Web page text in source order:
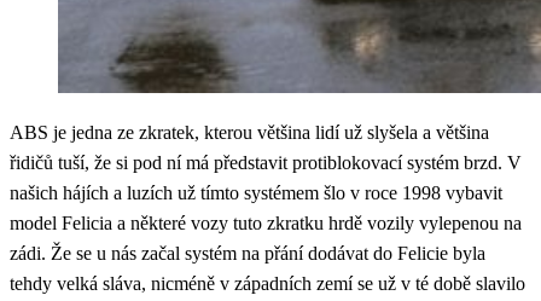
ABS je jedna ze zkratek, kterou většina lidí už slyšela a většina
řidičů tuší, že si pod ní má představit protiblokovací systém brzd. V
našich hájích a luzích už tímto systémem šlo v roce 1998 vybavit
model Felicia a některé vozy tuto zkratku hrdě vozily vylepenou na
zádi. Že se u nás začal systém na přání dodávat do Felicie byla
tehdy velká sláva, nicméně v západních zemí se už v té době slavilo